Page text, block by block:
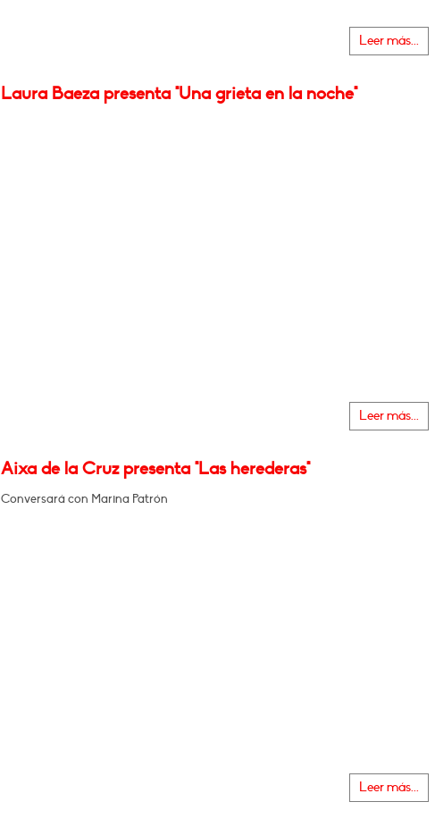
Leer más...
Laura Baeza presenta "Una grieta en la noche"
Leer más...
Aixa de la Cruz presenta "Las herederas"
Conversará con Marina Patrón
Leer más...